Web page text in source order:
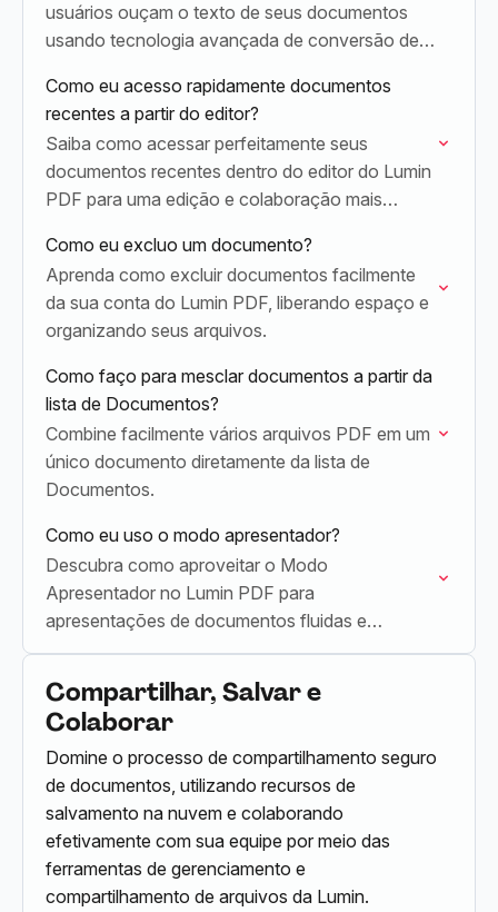
usuários ouçam o texto de seus documentos
usando tecnologia avançada de conversão de
Como eu acesso rapidamente documentos
recentes a partir do editor?
Saiba como acessar perfeitamente seus
documentos recentes dentro do editor do Lumin
PDF para uma edição e colaboração mais
Como eu excluo um documento?
Aprenda como excluir documentos facilmente
da sua conta do Lumin PDF, liberando espaço e
organizando seus arquivos.
Como faço para mesclar documentos a partir da
lista de Documentos?
Combine facilmente vários arquivos PDF em um
único documento diretamente da lista de
Documentos.
Como eu uso o modo apresentador?
Descubra como aproveitar o Modo
Apresentador no Lumin PDF para
apresentações de documentos fluidas e
envolventes.
Compartilhar, Salvar e
Colaborar
Domine o processo de compartilhamento seguro
de documentos, utilizando recursos de
salvamento na nuvem e colaborando
efetivamente com sua equipe por meio das
ferramentas de gerenciamento e
compartilhamento de arquivos da Lumin.